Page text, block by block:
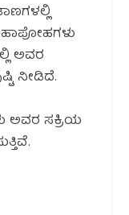
ಅವರ
ನೀಡಿದೆ.
ಅವರ ಸಕ್ರಿಯ